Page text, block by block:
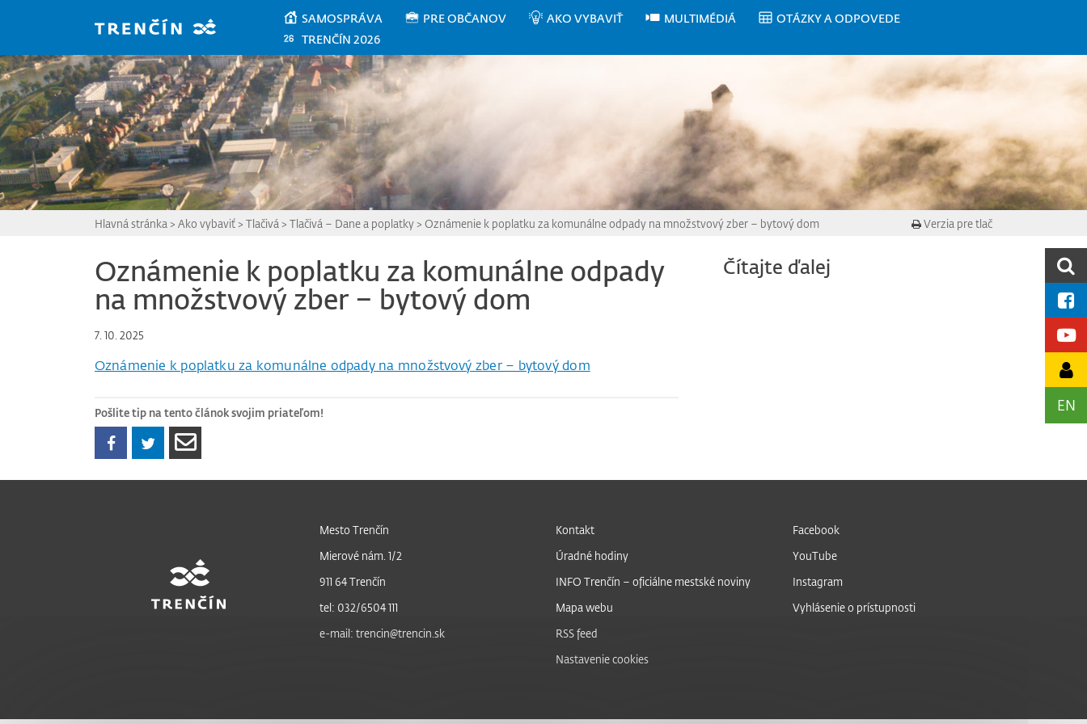
SAMOSPRÁVA PRE OBČANOV AKO VYBAVIŤ MULTIMÉDIÁ
OTÁZKY A ODPOVEDE
TRENČÍN 2026
EN
Hlavná stránka > Ako vybaviť> Tlačivá > Tlačivá – Dane a poplatky> Oznámenie k poplatku za komunálne odpady na množstvový zber – bytový dom Verzia pre tlač
Oznámenie k poplatku za komunálne odpady
na množstvový zber – bytový dom
7. 10. 2025
Oznámenie k poplatku za komunálne odpady na množstvový zber – bytový dom
Pošlite tip na tento článok svojim priateľom!
Čítajte ďalej
Mesto Trenčín
Mierové nám. 1/2
911 64 Trenčín
tel: 032/6504 111
e-mail: trencin@trencin.sk
Kontakt
Úradné hodiny
INFO Trenčín – oficiálne mestské noviny
Mapa webu
RSS feed
Nastavenie cookies
Facebook
YouTube
Instagram
Vyhlásenie o prístupnosti